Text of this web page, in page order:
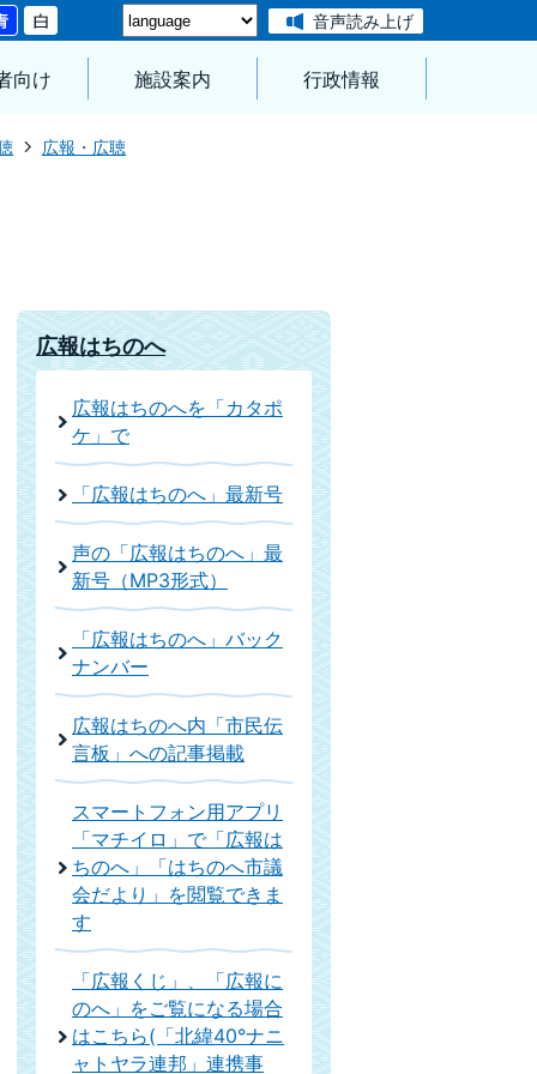
音声読み上げ
向け 施設案内 行政情報
広報・広聴
広報はちのへ
広報はちのへを「カタポ
ケ」で
「広報はちのへ」最新号
声の「広報はちのへ」最
新号（MP3形式）
「広報はちのへ」バック
ナンバー
広報はちのへ内「市民伝
言板」への記事掲載
スマートフォン用アプリ
「マチイロ」で「広報は
ちのへ」「はちのへ市議
会だより」を閲覧できま
す
「広報くじ」、「広報に
のへ」をご覧になる場合
はこちら(「北緯40°ナニ
ャトヤラ連邦」連携事